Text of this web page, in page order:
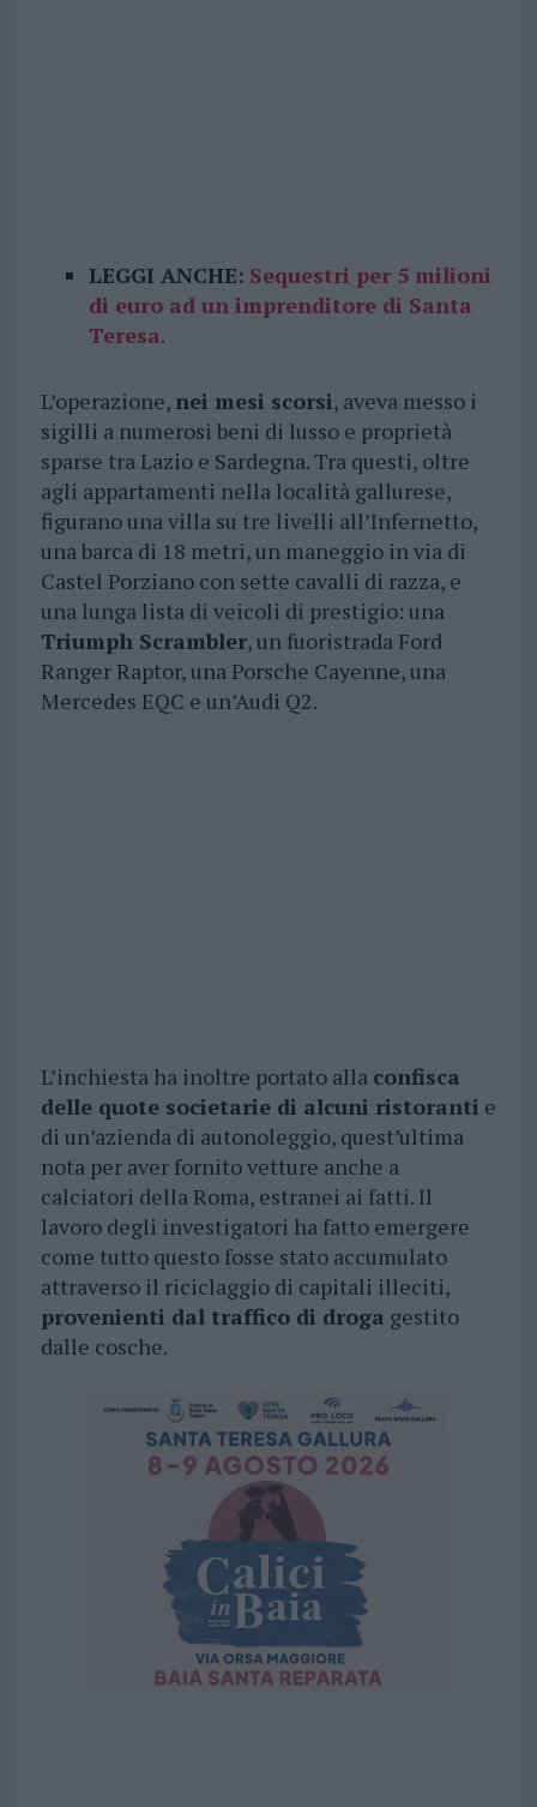
LEGGI ANCHE: Sequestri per 5 milioni
di euro ad un imprenditore di Santa
Teresa.
L’operazione, nei mesi scorsi, aveva messo i
sigilli a numerosi beni di lusso e proprietà
sparse tra Lazio e Sardegna. Tra questi, oltre
agli appartamenti nella località gallurese,
figurano una villa su tre livelli all’Infernetto,
una barca di 18 metri, un maneggio in via di
Castel Porziano con sette cavalli di razza, e
una lunga lista di veicoli di prestigio: una
Triumph Scrambler, un fuoristrada Ford
Ranger Raptor, una Porsche Cayenne, una
Mercedes EQC e un’Audi Q2.
L’inchiesta ha inoltre portato alla confisca
delle quote societarie di alcuni ristoranti e
di un’azienda di autonoleggio, quest’ultima
nota per aver fornito vetture anche a
calciatori della Roma, estranei ai fatti. Il
lavoro degli investigatori ha fatto emergere
come tutto questo fosse stato accumulato
attraverso il riciclaggio di capitali illeciti,
provenienti dal traffico di droga gestito
dalle cosche.